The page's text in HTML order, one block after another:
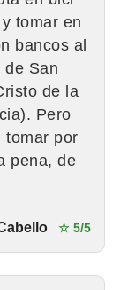
tomar en
bancos al
de San
de la
Pero
tomar por
pena, de
☆ 5/5